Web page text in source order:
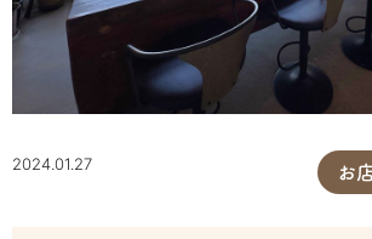
2024.01.27 お